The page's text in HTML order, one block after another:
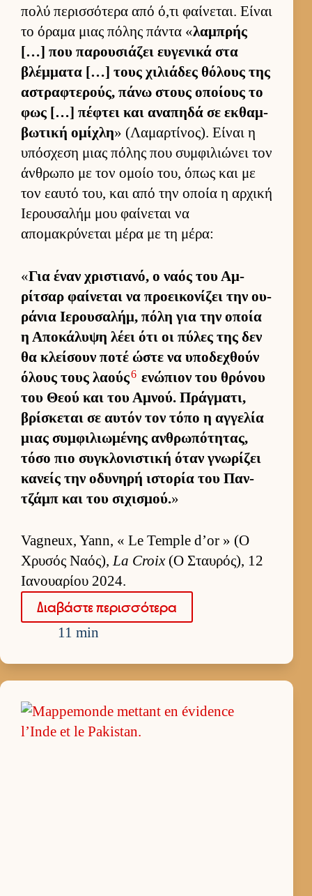
πολύ περισ­σότερα από ό,τι φαί­νεται. Εί­ναι
το όραμα μιας πόλης πάντα «λαμπρής
[…] που παρου­σιάζει ευ­γενικά στα
βλέμ­ματα […] τους χιλιάδες θόλους της
αστραφτερούς, πάνω στους οποί­ους το
φως […] πέφτει και αναπηδά σε εκ­θαμ­
βωτική ομίχλη» (Λαμαρ­τίνος). Εί­ναι η
υπόσχεση μιας πόλης που συμ­φιλιώνει τον
άν­θρωπο με τον ομοίο του, όπως και με
τον εαυτό του, και από την οποία η αρ­χική
Ιε­ρου­σαλήμ μου φαί­νεται να
απομακρύνεται μέρα με τη μέρα:
«Για έναν χριστια­νό, ο ναός του Αμ­
ρίτσαρ φαί­νεται να προει­κονίζει την ου­
ράνια Ιε­ρου­σαλήμ, πόλη για την οποία
η Αποκάλυψη λέει ότι οι πύλες της δεν
θα κλεί­σουν ποτέ ώστε να υποδεχθούν
όλους τους λαούς6 ενώπιον του θρόνου
του Θεού και του Αμνού. Πράγ­ματι,
βρίσκεται σε αυ­τόν τον τόπο η αγ­γελία
μιας συμ­φιλιω­μένης αν­θρωπότητας,
τόσο πιο συγκλονιστική όταν γνωρίζει
κανείς την οδυνηρή ιστορία του Παν­
τζάμπ και του σιχισμού.»
Vagneux, Yann, « Le Temple d’or » (Ο
Χρυσός Ναός),La Croix (Ο Σταυ­ρός), 12
Ια­νουα­ρίου 2024.
Δια­βάστε περισ­σότερα
11 min